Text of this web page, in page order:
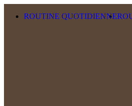
ROUTINE QUOTIDIENNE